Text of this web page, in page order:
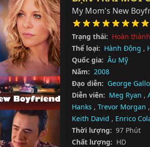
My Mom's New
Trạng thái: Hoàn thành
Thể loại: Hành Động ,
Quốc gia: Âu Mỹ
Năm: 2008
Đạo diễn: George Gallo
Diễn viên: Meg Ryan ,
Hanks , Trevor Morgan ,
Keith David , Enrico
Thời lượng: 97 Phút
Chất lượng: HD